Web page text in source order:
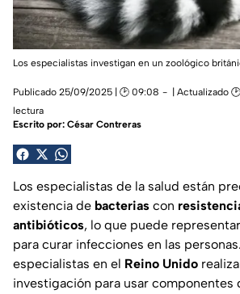
Los especialistas investigan en un zoológico
Publicado 25/09/2025 | 🕑 09:08 | Actualizado
lectura
Escrito por: César Contreras
Los especialistas de la salud están
existencia de bacterias con
antibióticos, lo que puede
para curar infecciones en las
especialistas en el Reino Unido
investigación para usar componentes